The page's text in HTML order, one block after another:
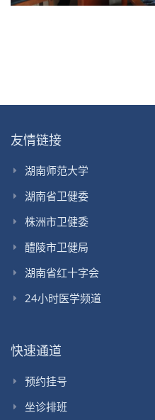
友情链接
湖南师范大学
湖南省卫健委
株洲市卫健委
醴陵市卫健局
湖南省红十字会
24小时医学频道
快速通道
预约挂号
坐诊排班